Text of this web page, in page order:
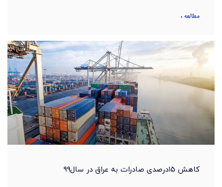
مطالعه »
کاهش ۱۵درصدی صادرات به عراق در سال۹۹